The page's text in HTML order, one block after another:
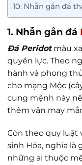
10. Nhẫn gắn đá
1. Nhẫn gắn đá
Đá Peridotmàu
quyền lực. Theo
hành và phong
cho mạng Mộc
cung mệnh này
thêm vận may
Còn theo quy luật
sinh Hỏa, nghĩa là
những ai thuộc